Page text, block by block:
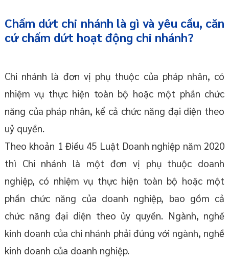
Chấm dứt chi nhánh là gì và yêu cầu, căn
cứ chấm dứt hoạt động chi nhánh?
Chi nhánh là đơn vị phụ thuộc của pháp nhân, có
nhiệm vụ thực hiện toàn bộ hoặc một phần chức
năng của pháp nhân, kể cả chức năng đại diện theo
uỷ quyền.
Theo khoản 1 Điều 45 Luật Doanh nghiệp năm 2020
thì Chi nhánh là một đơn vị phụ thuộc doanh
nghiệp, có nhiệm vụ thực hiện toàn bộ hoặc một
phần chức năng của doanh nghiệp, bao gồm cả
chức năng đại diện theo ủy quyền. Ngành, nghề
kinh doanh của chi nhánh phải đúng với ngành, nghề
kinh doanh của doanh nghiệp.